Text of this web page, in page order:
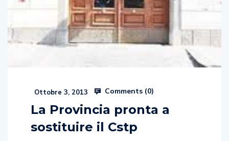
Ottobre 3, 2013 Comments (0)
La Provincia pronta a
sostituire il Cstp